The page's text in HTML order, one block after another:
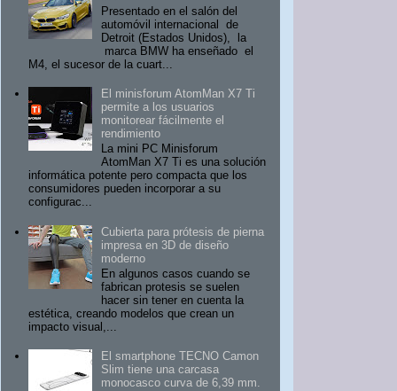
Presentado en el salón del
automóvil internacional de
Detroit (Estados Unidos), la
marca BMW ha enseñado el
M4, el sucesor de la cuart...
El minisforum AtomMan X7 Ti
permite a los usuarios
monitorear fácilmente el
rendimiento
La mini PC Minisforum
AtomMan X7 Ti es una solución
informática potente pero compacta que los
consumidores pueden incorporar a su
configurac...
Cubierta para prótesis de pierna
impresa en 3D de diseño
moderno
En algunos casos cuando se
fabrican protesis se suelen
hacer sin tener en cuenta la
estética, creando modelos que crean un
impacto visual,...
El smartphone TECNO Camon
Slim tiene una carcasa
monocasco curva de 6,39 mm.